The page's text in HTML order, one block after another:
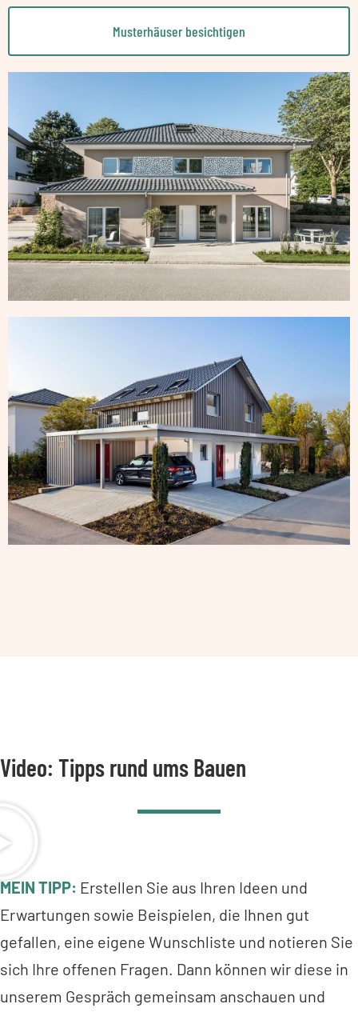
Musterhäuser besichtigen
Video: Tipps rund ums Bauen
MEIN TIPP: Erstellen Sie aus Ihren Ideen und
Erwartungen sowie Beispielen, die Ihnen gut
gefallen, eine eigene Wunschliste und notieren Sie
sich Ihre offenen Fragen. Dann können wir diese in
unserem Gespräch gemeinsam anschauen und